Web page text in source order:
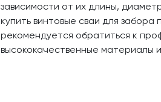
зависимости от их длины,
купить винтовые сваи для забора
рекомендуется обратиться к
высококачественные материалы и